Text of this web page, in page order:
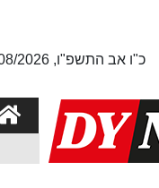
כ"ו אב התשפ"ו, 09/08/2026